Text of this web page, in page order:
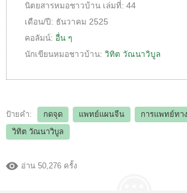
นิตยสารหมอชาวบ้าน เล่มที่: 44
เดือน/ปี: ธันวาคม 2525
คอลัมน์: อื่น ๆ
นักเขียนหมอชาวบ้าน: วิทิต วัณนาวิบูล
ป้ายคำ: กดจุด แพทย์แผนจีน การแพทย์ทา
วิทิต วัณนาวิบูล
อ่าน 50,276 ครั้ง